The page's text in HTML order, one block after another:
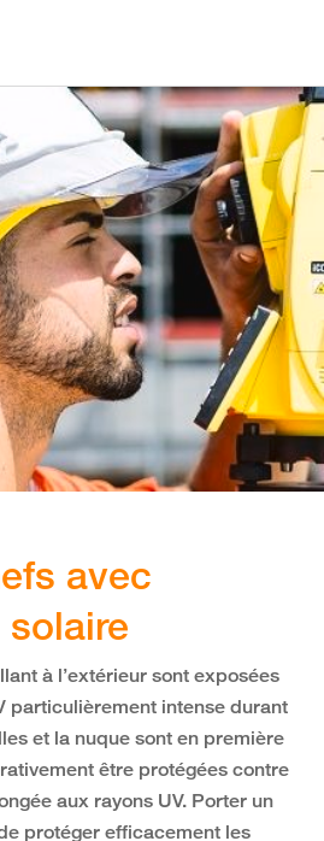
avec
à l’extérieur sont exposées
particulièrement intense durant
et la nuque sont en première
être protégées contre
aux rayons UV. Porter un
protéger efficacement les